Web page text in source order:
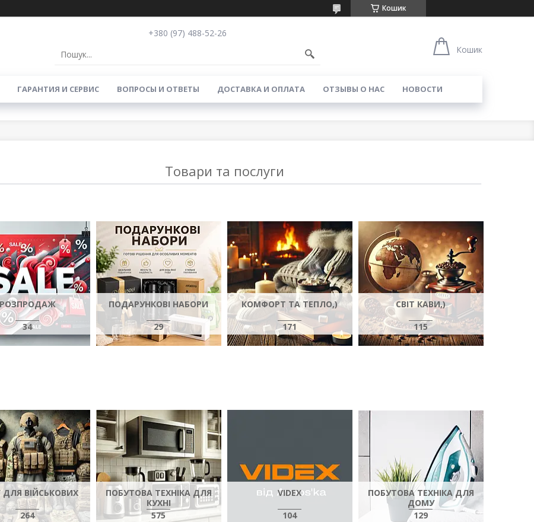
Кошик
+380 (97) 488-52-26
Кошик
ГАРАНТИЯ И СЕРВИС ВОПРОСЫ И ОТВЕТЫ ДОСТАВКА И ОПЛАТА ОТЗЫВЫ О НАС НОВОСТИ
Товари та послуги
34
ПОДАРУНКОВІ НАБОРИ
29
КОМФОРТ ТА ТЕПЛО,)
171
СВІТ КАВИ,)
115
ВІЙСЬКОВИХ
264
ПОБУТОВА ТЕХНІКА ДЛЯ
КУХНІ
575
VIDEX
104
ПОБУТОВА ТЕХНІКА ДЛЯ
ДОМУ
129